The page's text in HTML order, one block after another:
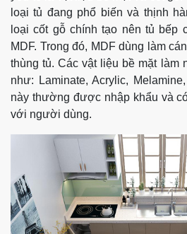
loại tủ đang phổ biến và thịnh
loại cốt gỗ chính tạo nên tủ bếp
MDF. Trong đó, MDF dùng làm
thùng tủ.Các vật liệu bề mặt làm
như: Laminate, Acrylic,
này thường được nhập khẩu và
với người dùng.